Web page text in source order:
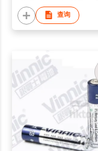
查询